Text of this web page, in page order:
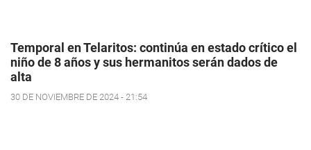
Temporal en Telaritos: continúa en estado crítico el
niño de 8 años y sus hermanitos serán dados de
alta
30 DE NOVIEMBRE DE 2024 - 21:54